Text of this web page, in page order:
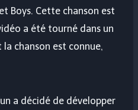
Boys. Cette chanson est
a été tourné dans un
chanson est connue,
a décidé de développer